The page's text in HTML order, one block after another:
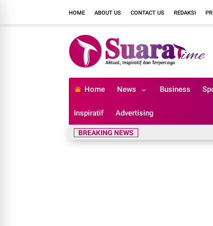
HOME ABOUT US CONTACT US REDAKSI
Home News Business
Inspiratif Advertising
BREAKING NEWS